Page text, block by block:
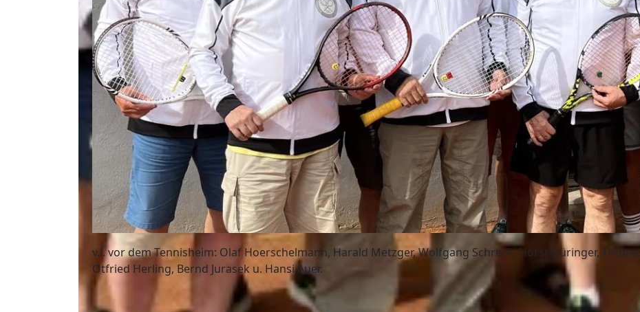
v.l. vor dem Tennisheim: Olaf Hoerschelmann, Harald Metzger, Wolfgang Schreck, Horst Düringer,
Otfried Herling, Bernd Jurasek u. Hansi Auer.